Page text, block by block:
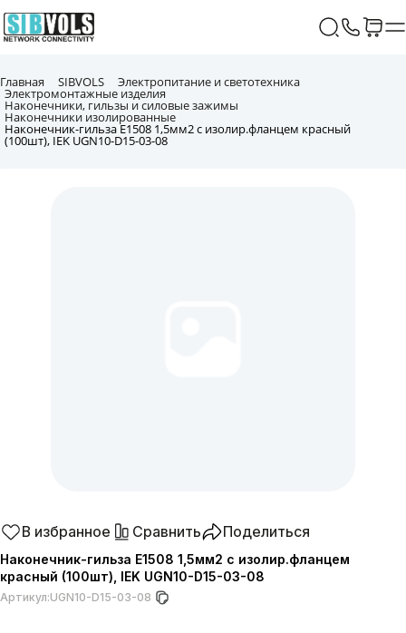
Главная SIBVOLS Электропитание и светотехника
Электромонтажные изделия
Наконечники, гильзы и силовые зажимы
Наконечники изолированные
Наконечник-гильза Е1508 1,5мм2 с изолир.фланцем красный
(100шт), IEK UGN10-D15-03-08
В избранное Сравнить Поделиться
Наконечник-гильза Е1508 1,5мм2 с изолир.фланцем
красный (100шт), IEK UGN10-D15-03-08
Артикул:UGN10-D15-03-08